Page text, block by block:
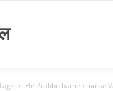
He Prabhu hamen tumse